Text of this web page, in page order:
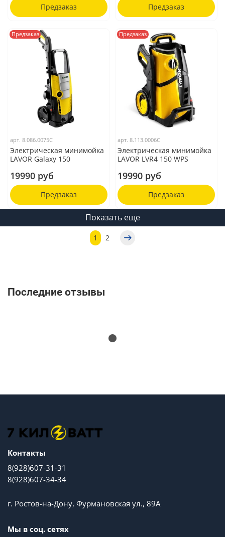
Предзаказ Предзаказ
Предзаказ
арт.8.086.0075C
Электрическая минимойка
LAVOR Galaxy 150
19990 руб
Предзаказ
Предзаказ
арт.8.113.0006C
Электрическая минимойка
LAVOR LVR4 150 WPS
19990 руб
Предзаказ
Показать еще
1 2
Последние отзывы
Контакты
8(928)607-31-31
8(928)607-34-34
г. Ростов-на-Дону, Фурмановская ул., 89А
Мы в соц. сетях